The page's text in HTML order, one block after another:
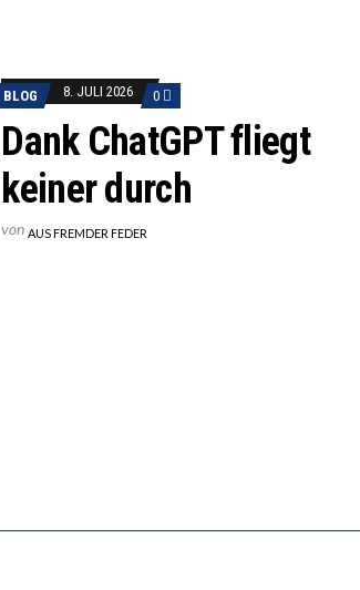
BLOG 8. JULI 2026 0
Dank ChatGPT fliegt
keiner durch
von AUS FREMDER FEDER